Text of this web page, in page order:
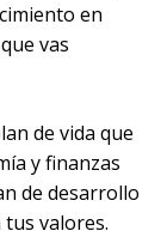
en
vas
de vida que
y finanzas
de desarrollo
valores.